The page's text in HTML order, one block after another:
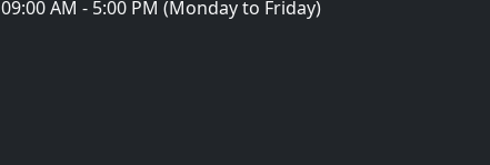
09:00 AM - 5:00 PM (Monday to Friday)